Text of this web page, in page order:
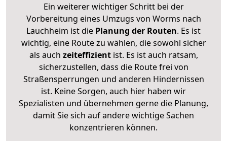
Ein weiterer wichtiger Schritt bei der
Vorbereitung eines Umzugs von Worms nach
Lauchheim ist die Planung der Routen. Es ist
wichtig, eine Route zu wählen, die sowohl sicher
als auch zeiteffizientist. Es ist auch ratsam,
sicherzustellen, dass die Route frei von
Straßensperrungen und anderen Hindernissen
ist. Keine Sorgen, auch hier haben wir
Spezialisten und übernehmen gerne die Planung,
damit Sie sich auf andere wichtige Sachen
konzentrieren können.